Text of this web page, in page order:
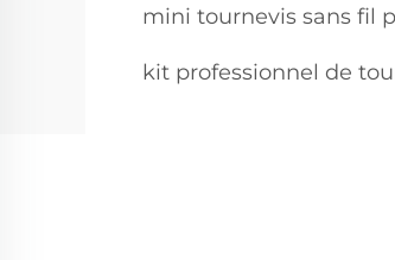
mini tournevis sans fil
kit professionnel de